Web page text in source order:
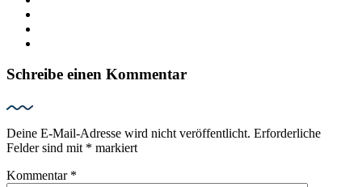
Schreibe einen Kommentar
Deine E-Mail-Adresse wird nicht veröffentlicht. Erforderliche
Felder sind mit * markiert
Kommentar *